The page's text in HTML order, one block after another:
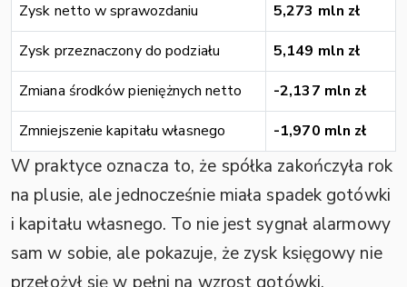
Zysk netto w sprawozdaniu
5,273 mln zł
Zysk przeznaczony do podziału
5,149 mln zł
Zmiana środków pieniężnych netto
-2,137 mln zł
Zmniejszenie kapitału własnego
-1,970 mln zł
W praktyce oznacza to, że spółka zakończyła rok
na plusie, ale jednocześnie miała spadek gotówki
i kapitału własnego. To nie jest sygnał alarmowy
sam w sobie, ale pokazuje, że zysk księgowy nie